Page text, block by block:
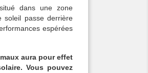
dans une zone
soleil passe derrière
espérées
aura pour effet
Vous pouvez